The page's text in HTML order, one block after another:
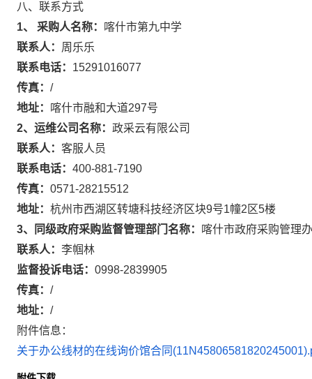
八、联系方式
1、 采购人名称：
喀什市第九中学
联系人： 周乐乐
联系电话： 15291016077
传真： /
地址：
喀什市融和大道297号
2、运维公司名称： 政采云有限公司
联系人： 客服人员
联系电话： 400-881-7190
传真： 0571-28215512
地址： 杭州市西湖区转塘科技经济区块9号1幢2区5楼
3、同级政府采购监督管理部门名称：
喀什市政府采购管理
联系人： 李帼林
监督投诉电话： 0998-2839905
传真： /
地址： /
附件信息：
关于办公线材的在线询价馆合同